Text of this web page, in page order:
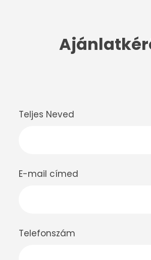
Teljes Neved
E-mail címed
Telefonszám